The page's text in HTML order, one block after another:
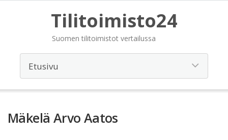
Tilitoimisto24
Suomen tilitoimistot vertailussa
Mäkelä Arvo Aatos